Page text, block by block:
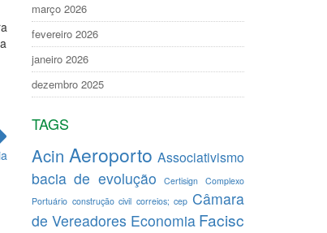
março 2026
fevereiro 2026
janeiro 2026
dezembro 2025
TAGS
Acin Aeroporto Associativismo
bacia de evolução Certisign Complexo
Portuário construção civil correios; cep Câmara
de Vereadores Economia Facisc